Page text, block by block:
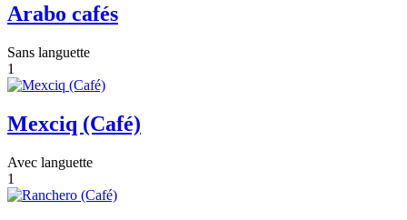
Arabo cafés
Sans languette
1
Mexciq (Café)
Avec languette
1